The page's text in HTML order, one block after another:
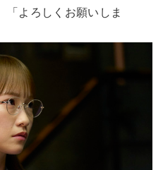
「よろしくお願いしま